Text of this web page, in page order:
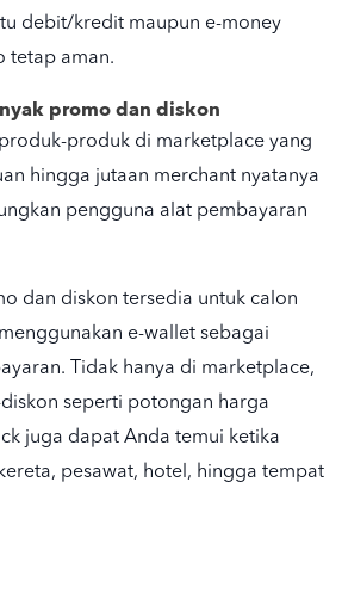
debit/kredit maupun e-money
tetap aman.
promo dan diskon
produk di marketplace yang
hingga jutaan merchant nyatanya
pengguna alat pembayaran
dan diskon tersedia untuk calon
e-wallet sebagai
Tidak hanya di marketplace,
seperti potongan harga
juga dapat Anda temui ketika
pesawat, hotel, hingga tempat